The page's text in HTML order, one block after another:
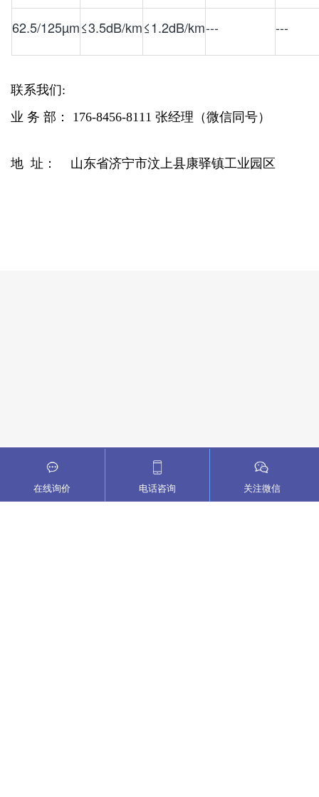
62.5/125µm≤3.5dB/km≤1.2dB/km--- ---
联系我们:
业 务 部： 176-8456-8111 张经理（微信同号）
地 址： 山东省济宁市汶上县康驿镇工业园区
在线询价 电话咨询 关注微信